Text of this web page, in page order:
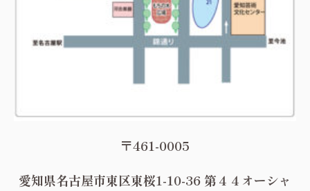
〒461-0005
愛知県名古屋市東区東桜1-10-36 第４４オーシャ